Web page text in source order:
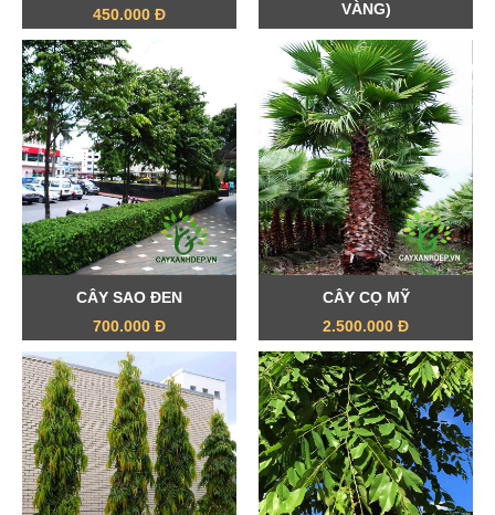
450.000 Đ
VÀNG)
800.000 Đ
CÂY SAO ĐEN
700.000 Đ
CÂY CỌ MỸ
2.500.000 Đ